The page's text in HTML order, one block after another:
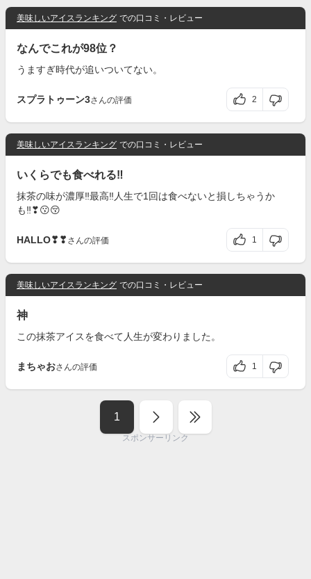
美味しいアイスランキング での口コミ・レビュー
なんでこれが98位？
うますぎ時代が追いついてない。
スプラトゥーン3さんの評価 2
美味しいアイスランキング での口コミ・レビュー
いくらでも食べれる‼️
抹茶の味が濃厚‼️最高‼️人生で1回は食べないと損しちゃうか
も‼️❣😗😚
HALLO❣❣ さんの評価 1
美味しいアイスランキング での口コミ・レビュー
神
この抹茶アイスを食べて人生が変わりました。
まちゃおさんの評価 1
1
スポンサーリンク